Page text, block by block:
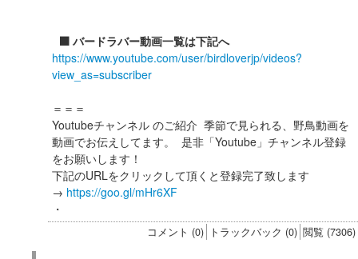
⬛️ バードラバー動画一覧は下記へ
https://www.youtube.com/user/birdloverjp/videos?
view_as=subscriber
＝＝＝
Youtubeチャンネル のご紹介 季節で見られる、野鳥動画を
動画でお伝えしてます。 是非「Youtube」チャンネル登録
をお願いします！
下記のURLをクリックして頂くと登録完了致します
→ https://goo.gl/mHr6XF
・
コメント (0) トラックバック (0) 閲覧 (7306)